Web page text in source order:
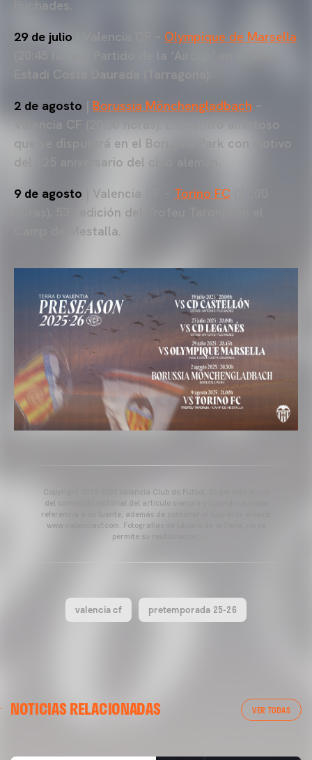
Puchades.
29 de julio | Valencia CF – Olympique de Marsella
(20:45 horas). Partido de la ‘Aircup’ en el Nou
Estadi Costa Daurada (Tarragona).
2 de agosto | Borussia Mönchengladbach –
Valencia CF (20:30 horas). Encuentro amistoso
que se disputará en el Borussia Park con motivo
del 125 aniversario del club alemán.
9 de agosto | Valencia CF – Torino FC
horas). 53ª edición del Trofeu Taronja en el
Camp de Mestalla.
Copyright 2013-2025 Valencia Club de Fútbol. Se permite el uso
del contenido editorial del artículo siempre y cuando se haga
referencia a su fuente, además de contener el siguiente enlace:
www.valenciacf.com. Fotografías de Lázaro de la Peña, no se
permite su reutilización.
valencia cf pretemporada 25-26
NOTICIAS RELACIONADAS VER TODAS
ENTRENAMIENTO DEL VALENCIA CF 04/03/26